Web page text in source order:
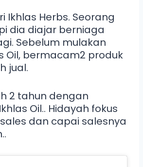
Ikhlas Herbs. Seorang
dia diajar berniaga
Sebelum mulakan
Oil, bermacam2 produk
jual.
2 tahun dengan
Oil.. Hidayah fokus
dan capai salesnya